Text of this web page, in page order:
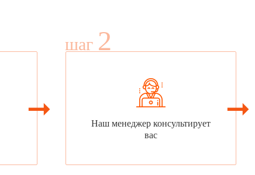
шаг 2
Наш менеджер консультирует
вас